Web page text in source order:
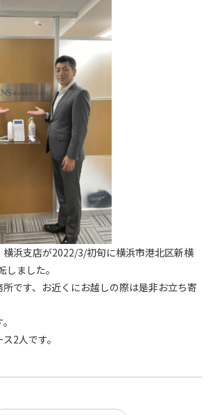
横浜支店が2022/3/初旬に横浜市港北区新横
ました。
所です、お近くにお越しの際は是非お立ち寄
2人です。